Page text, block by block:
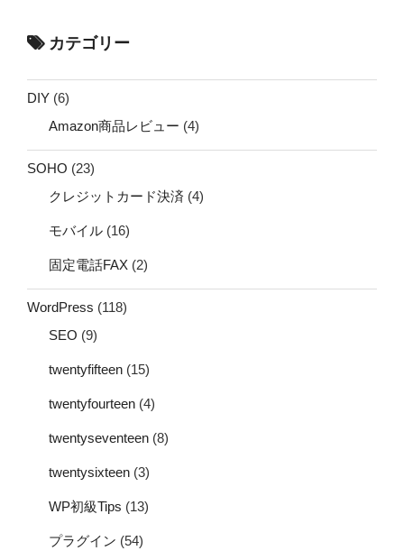
カテゴリー
DIY (6)
Amazon商品レビュー (4)
SOHO (23)
クレジットカード決済 (4)
モバイル (16)
固定電話FAX (2)
WordPress (118)
SEO (9)
twentyfifteen (15)
twentyfourteen (4)
twentyseventeen (8)
twentysixteen (3)
WP初級Tips (13)
プラグイン (54)